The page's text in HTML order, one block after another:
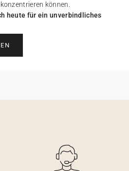
können.
heute für ein unverbindliches